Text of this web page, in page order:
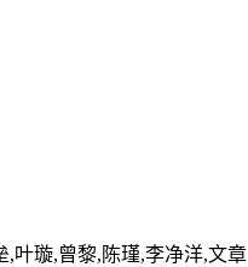
,叶璇,曾黎,陈瑾,李净洋,文章